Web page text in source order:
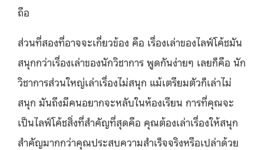
ถือ
ส่วนที่สองที่อาจจะเกี่ยวข้อง คือ เรื่องเล่าของไลฟ์โค้ชมัน
สนุกกว่าเรื่องเล่าของนักวิชาการ พูดกันง่ายๆ เลยก็คือ นัก
วิชาการส่วนใหญ่เล่าเรื่องไม่สนุก แม้เตรียมตัวก็เล่าไม่
สนุก มันถึงมีคนอยากจะหลับในห้องเรียน การที่คุณจะ
เป็นไลฟ์โค้ชสิ่งที่สำคัญที่สุดคือ คุณต้องเล่าเรื่องให้สนุก
สำคัญมากกว่าคุณประสบความสำเร็จจริงหรือเปล่าด้วย